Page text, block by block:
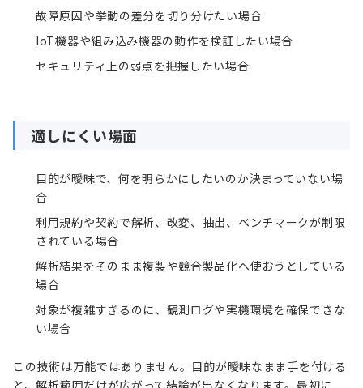
故障原因や挙動の差分を切り分けたい場合
IoT機器や組み込み機器の動作を検証したい場合
セキュリティ上の弱点を把握したい場合
適しにくい場面
目的が曖昧で、何を明らかにしたいのか決まっていない場
合
利用規約や契約で解析、改変、抽出、ベンチマークが制限
されている場合
解析結果をそのまま複製や競合製品化へ使おうとしている
場合
対象が複雑すぎるのに、観測ログや実機環境を確保できな
い場合
この技術は万能ではありません。目的が曖昧なまま手を付ける